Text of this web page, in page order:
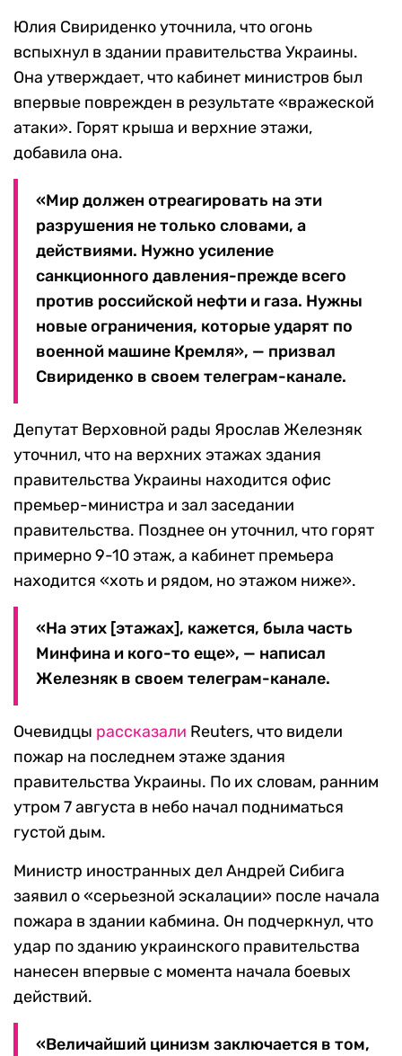
Юлия Свириденко уточнила, что огонь
вспыхнул в здании правительства Украины.
Она утверждает, что кабинет министров был
впервые поврежден в результате «вражеской
атаки». Горят крыша и верхние этажи,
добавила она.
«Мир должен отреагировать на эти
разрушения не только словами, а
действиями. Нужно усиление
санкционного давления-прежде всего
против российской нефти и газа. Нужны
новые ограничения, которые ударят по
военной машине Кремля», — призвал
Свириденко в своем телеграм-канале.
Депутат Верховной рады Ярослав Железняк
уточнил, что на верхних этажах здания
правительства Украины находится офис
премьер-министра и зал заседании
правительства. Позднее он уточнил, что горят
примерно 9-10 этаж, а кабинет премьера
находится «хоть и рядом, но этажом ниже».
«На этих [этажах], кажется, была часть
Минфина и кого-то еще», — написал
Железняк в своем телеграм-канале.
Очевидцы рассказали Reuters, что видели
пожар на последнем этаже здания
правительства Украины. По их словам, ранним
утром 7 августа в небо начал подниматься
густой дым.
Министр иностранных дел Андрей Сибига
заявил о «серьезной эскалации» после начала
пожара в здании кабмина. Он подчеркнул, что
удар по зданию украинского правительства
нанесен впервые с момента начала боевых
действий.
«Величайший цинизм заключается в том,